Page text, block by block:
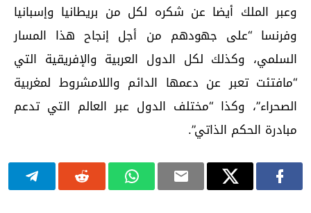
وعبر الملك أيضا عن شكره لكل من بريطانيا وإسبانيا
وفرنسا “على جهودهم من أجل إنجاح هذا المسار
السلمي، وكذلك لكل الدول العربية والإفريقية التي
“مافتئت تعبر عن دعمها الدائم واللامشروط لمغربية
الصحراء”، وكذا “مختلف الدول عبر العالم التي تدعم
مبادرة الحكم الذاتي”.